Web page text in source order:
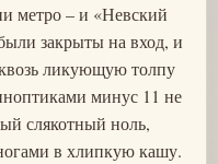
метро – и «Невский
закрыты на вход, и
ликующую толпу
минус 11 не
слякотный ноль,
в хлипкую кашу.